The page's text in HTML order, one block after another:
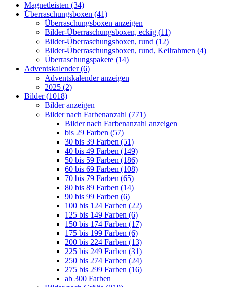
Magnetleisten (34)
Überraschungsboxen (41)
Überraschungsboxen anzeigen
Bilder-Überraschungsboxen, eckig (11)
Bilder-Überraschungsboxen, rund (12)
Bilder-Überraschungsboxen, rund, Keilrahmen (4)
Überraschungspakete (14)
Adventskalender (6)
Adventskalender anzeigen
2025 (2)
Bilder (1018)
Bilder anzeigen
Bilder nach Farbenanzahl (771)
Bilder nach Farbenanzahl anzeigen
bis 29 Farben (57)
30 bis 39 Farben (51)
40 bis 49 Farben (149)
50 bis 59 Farben (186)
60 bis 69 Farben (108)
70 bis 79 Farben (65)
80 bis 89 Farben (14)
90 bis 99 Farben (6)
100 bis 124 Farben (22)
125 bis 149 Farben (6)
150 bis 174 Farben (17)
175 bis 199 Farben (6)
200 bis 224 Farben (13)
225 bis 249 Farben (31)
250 bis 274 Farben (24)
275 bis 299 Farben (16)
ab 300 Farben